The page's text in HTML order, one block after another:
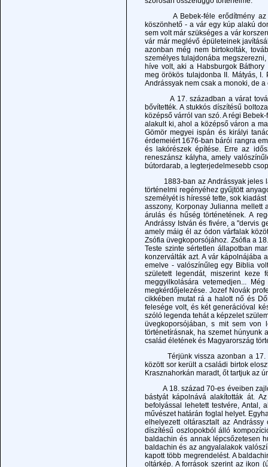
A Bebek-féle erődítmény az
köszönhető - a vár egy kúp alakú
sem volt már szükséges a vár
vár már meglévő épületeinek
azonban még nem birtokolták,
személyes tulajdonába
híve volt, aki a Habsburgok Báthory
meg örökös tulajdonba II. Mátyás, I.
Andrássyak nem csak a monoki, de
A 17. században a várat további
bővítették. A stukkós díszítésű
középső várról van szó. A régi
alakult ki, ahol a középső váron a
Gömör megyei ispán és királyi
érdemeiért 1676-ban bárói rangra
és lakórészek építése. Erre az
reneszánsz kályha, amely
bútordarab, a legterjedelmesebb
1883-ban az Andrássyak jeles
történelmi regényéhez gyűjtött
személyét is híressé tette, sok
asszony, Korponay Julianna mellett
árulás és hűség történetének. A
Andrássy István és fivére, a "dervis
amely máig él az ódon várfalak
Zsófia üvegkoporsójához. Zsófia a
Teste szinte sértetlen állapotban
konzerválták azt. A vár kápolnájába
emelve - valószínűleg egy Biblia
született legendát, miszerint keze
meggyilkolására vetemedjen...
megkérdőjelezése. Jozef Novák
cikkében mutat rá a halott nő és
felesége volt, és két generációval
szóló legenda tehát a képzelet
üvegkoporsójában, s mit sem von
történetírásnak, ha szemet húnyunk
család életének és Magyarország
Térjünk vissza azonban a 17. és
között sor került a családi birtok
Krasznahorkán maradt, őt tartjuk az
A 18. század 70-es éveiben
bástyát kápolnává alakították át.
befolyással lehetett testvére, Antal,
művészet határán foglal helyet.
elhelyezett oltárasztalt az
díszítésű oszlopokból álló
baldachin és annak lépcsőzetesen
baldachin és az angyalalakok
kapott több megrendelést. A
oltárkép. A források szerint az ikon